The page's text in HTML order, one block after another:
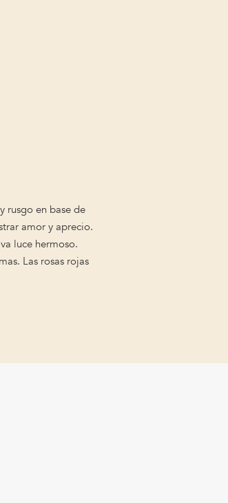
rusgo en base de
amor y aprecio.
luce hermoso.
Las rosas rojas